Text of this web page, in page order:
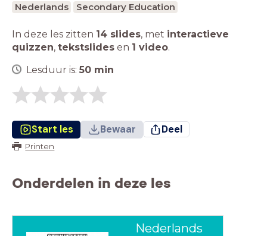
Nederlands Secondary Education
In deze les zitten 14 slides, met interactieve
quizzen, tekstslides en 1 video.
Lesduur is: 50 min
Start les Bewaar Deel
Printen
Onderdelen in deze les
Nederlands